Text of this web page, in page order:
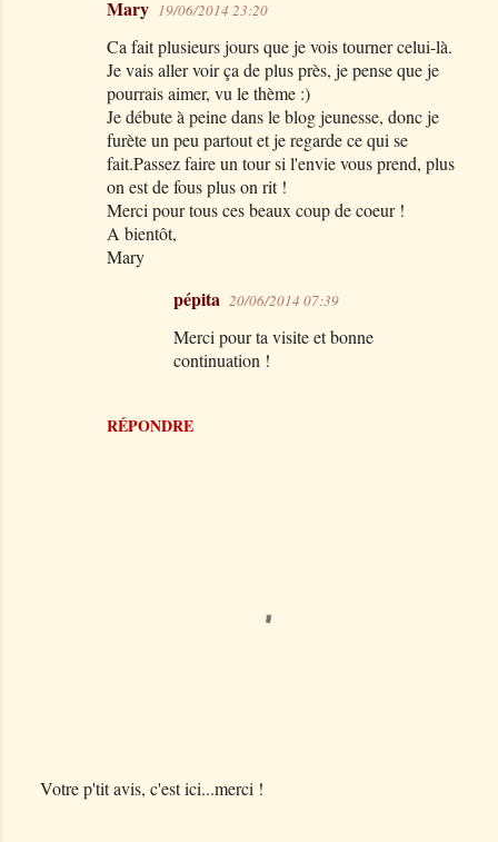
Mary 19/06/2014 23:20
Ca fait plusieurs jours que je vois tourner celui-là.
Je vais aller voir ça de plus près, je pense que je
pourrais aimer, vu le thème :)
Je débute à peine dans le blog jeunesse, donc je
furète un peu partout et je regarde ce qui se
fait.Passez faire un tour si l'envie vous prend, plus
on est de fous plus on rit !
Merci pour tous ces beaux coup de coeur !
A bientôt,
Mary
RÉPONDRE
pépita 20/06/2014 07:39
Merci pour ta visite et bonne
continuation !
Votre p'tit avis, c'est ici...merci !